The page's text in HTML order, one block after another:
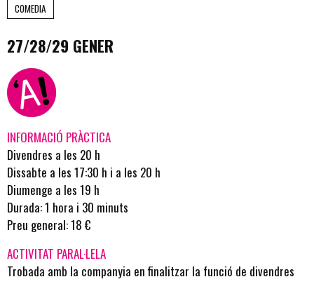
COMEDIA
27/28/29 GENER
INFORMACIÓ PRÀCTICA
Divendres a les 20 h
Dissabte a les 17:30 h i a les 20 h
Diumenge a les 19 h
Durada: 1 hora i 30 minuts
Preu general: 18 €
ACTIVITAT PARAL·LELA
Trobada amb la companyia en finalitzar la funció de divendres